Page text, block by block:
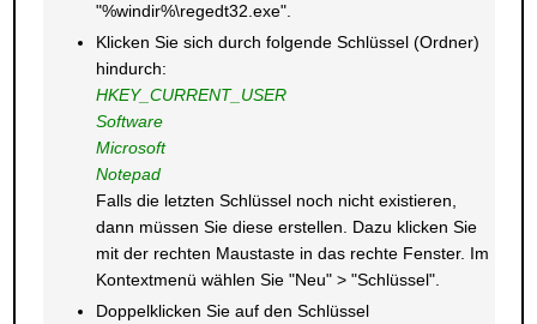
"%windir%\regedt32.exe".
Klicken Sie sich durch folgende Schlüssel (Ordner)
hindurch:
HKEY_CURRENT_USER
Software
Microsoft
Notepad
Falls die letzten Schlüssel noch nicht existieren,
dann müssen Sie diese erstellen. Dazu klicken Sie
mit der rechten Maustaste in das rechte Fenster. Im
Kontextmenü wählen Sie "Neu" > "Schlüssel".
Doppelklicken Sie auf den Schlüssel